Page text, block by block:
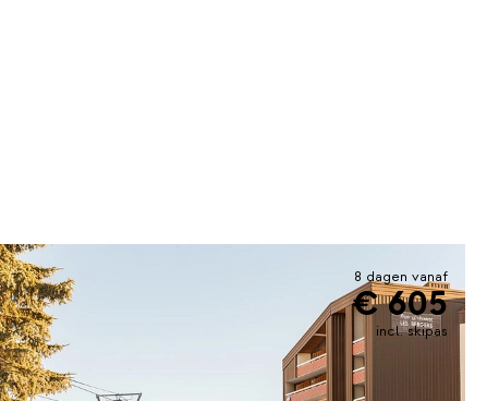
8 dagen vanaf
€ 605
incl. skipas